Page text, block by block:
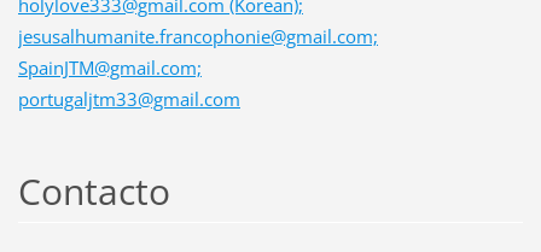
holylove333@gmail.com (Korean);
jesusalhumanite.francophonie@gmail.com;
SpainJTM@gmail.com;
portugaljtm33@gmail.com
Contacto